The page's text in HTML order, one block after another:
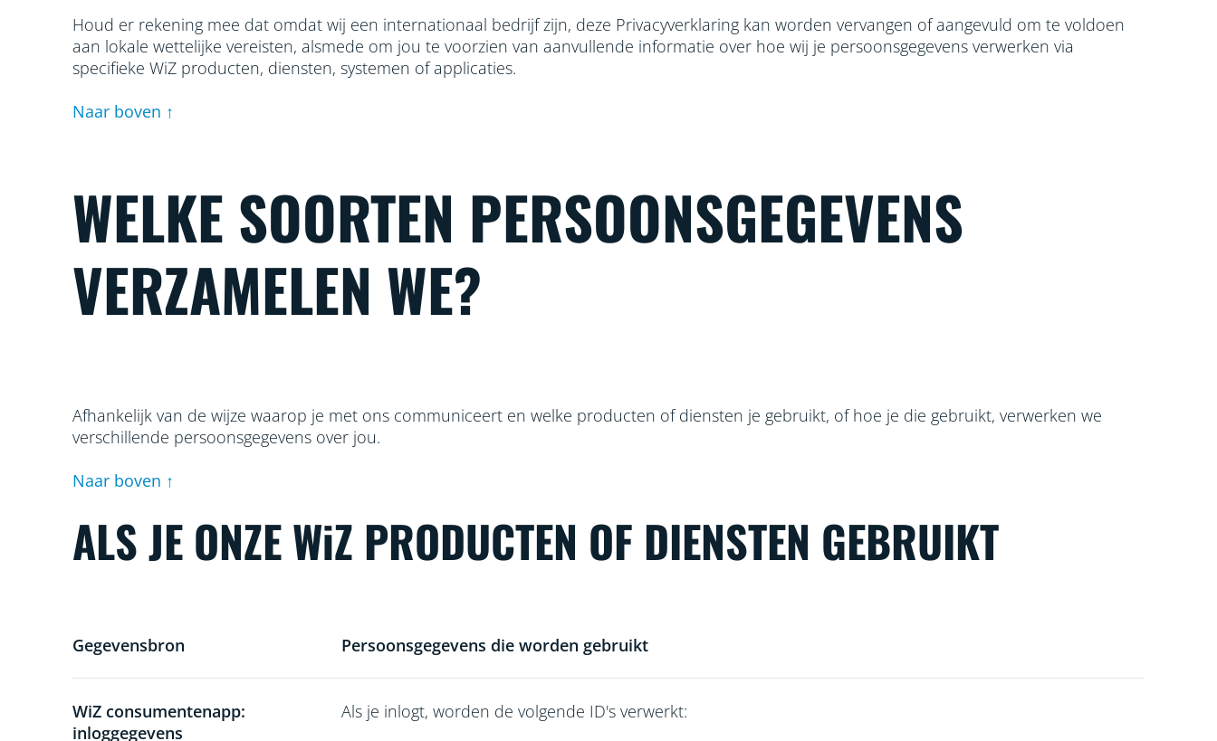
Houd er rekening mee dat omdat wij een internationaal bedrijf zijn, deze Privacyverklaring kan worden vervangen of aangevuld om te voldoen
aan lokale wettelijke vereisten, alsmede om jou te voorzien van aanvullende informatie over hoe wij je persoonsgegevens verwerken via
specifieke WiZ producten, diensten, systemen of applicaties.
Naar boven ↑
WELKE SOORTEN PERSOONSGEGEVENS
VERZAMELEN WE?
Afhankelijk van de wijze waarop je met ons communiceert en welke producten of diensten je gebruikt, of hoe je die gebruikt, verwerken we
verschillende persoonsgegevens over jou.
Naar boven ↑
ALS JE ONZE WiZ PRODUCTEN OF DIENSTEN GEBRUIKT
Gegevensbron Persoonsgegevens die worden gebruikt
WiZ consumentenapp:
inloggegevens
Als je inlogt, worden de volgende ID's verwerkt: